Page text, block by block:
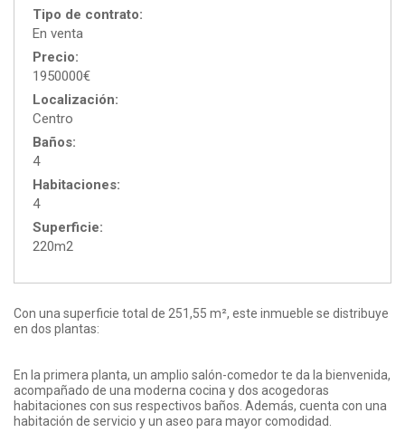
Tipo de contrato:
En venta
Precio:
1950000€
Localización:
Centro
Baños:
4
Habitaciones:
4
Superficie:
220m2
Con una superficie total de 251,55 m², este inmueble se distribuye
en dos plantas:
En la primera planta, un amplio salón-comedor te da la bienvenida,
acompañado de una moderna cocina y dos acogedoras
habitaciones con sus respectivos baños. Además, cuenta con una
habitación de servicio y un aseo para mayor comodidad.